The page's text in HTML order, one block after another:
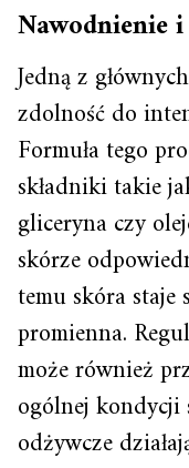
Nawodnienie
Jedną z
zdolność do
Formuła tego
składniki takie
gliceryna czy
skórze
temu skóra staje
promienna.
może również
ogólnej kondycji
odżywcze